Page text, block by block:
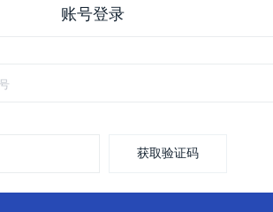
账号登录
获取验证码